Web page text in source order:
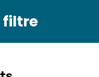
filtre